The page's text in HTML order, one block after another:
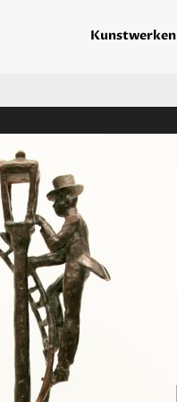
Kunstwerken